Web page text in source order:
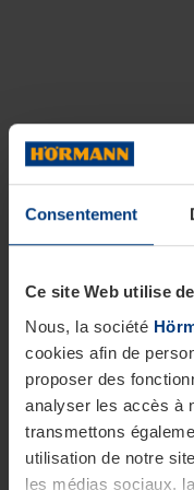
Consentement
Ce site Web utilise
Nous, la société
cookies afin de
proposer des
analyser les accès à
transmettons
utilisation de notre
les médias sociaux,